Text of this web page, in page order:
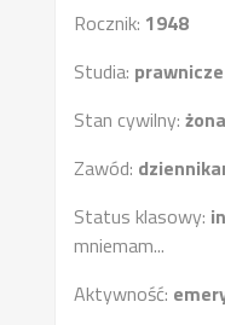
Rocznik: 1948
Studia: prawnicze
Stan cywilny:
Zawód:
Status klasowy:
mniemam...
Aktywność: